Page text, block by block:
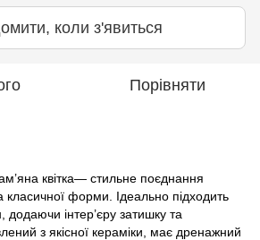
коли з'явиться
Порівняти
квітка— стильне поєднання
класичної форми. Ідеально підходить
додаючи інтер’єру затишку та
з якісної кераміки, має дренажний